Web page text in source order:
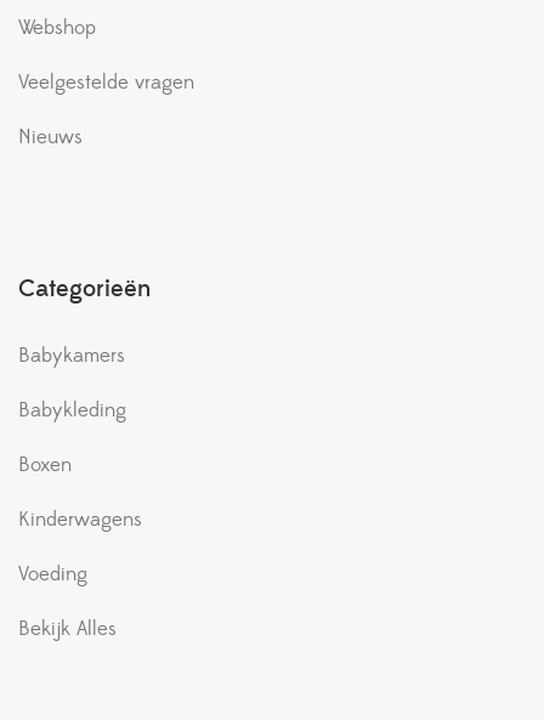
Webshop
Veelgestelde vragen
Nieuws
Categorieën
Babykamers
Babykleding
Boxen
Kinderwagens
Voeding
Bekijk Alles